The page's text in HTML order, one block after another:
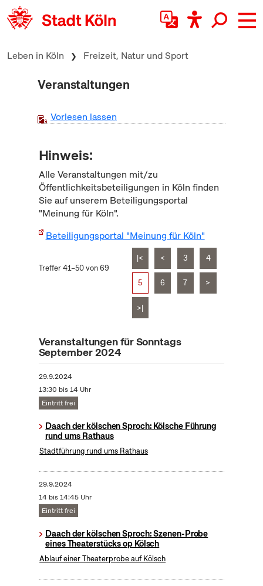
zum Inhalt springen
Leben in Köln Freizeit, Natur und Sport
Veranstaltungen
Vorlesen lassen
Hinweis:
Alle Veranstaltungen mit/zu
Öffentlichkeitsbeteiligungen in Köln finden
Sie auf unserem Beteiligungsportal
"Meinung für Köln".
Beteiligungsportal "Meinung für Köln"
Treffer 41–50 von 69
|< < 3 4
5 6 7 >
>|
Veranstaltungen für Sonntags
September 2024
29.9.2024
13:30 bis 14 Uhr
Eintritt frei
Daach der kölschen Sproch: Kölsche Führung
rund ums Rathaus
Stadtführung rund ums Rathaus
29.9.2024
14 bis 14:45 Uhr
Eintritt frei
Daach der kölschen Sproch: Szenen-Probe
eines Theaterstücks op Kölsch
Ablauf einer Theaterprobe auf Kölsch